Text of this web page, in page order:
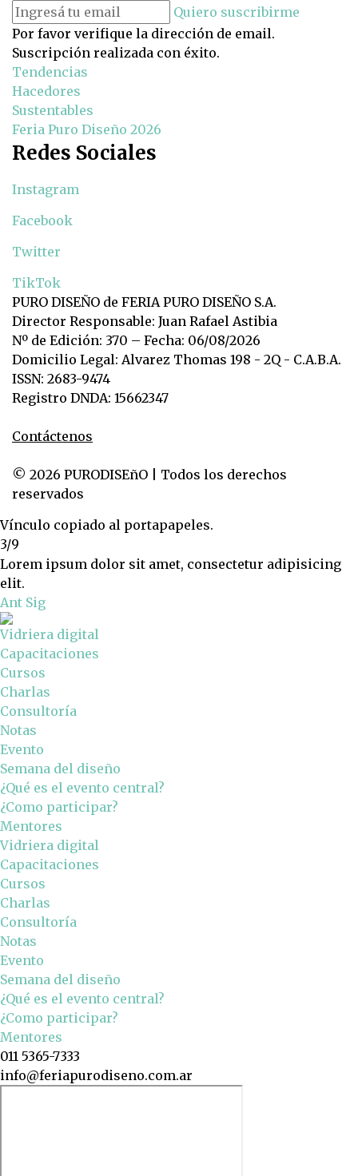
Quiero suscribirme
Por favor verifique la dirección de email.
Suscripción realizada con éxito.
Tendencias
Hacedores
Sustentables
Feria Puro Diseño 2026
Redes Sociales
Instagram
Facebook
Twitter
TikTok
PURO DISEÑO de FERIA PURO DISEÑO S.A.
Director Responsable: Juan Rafael Astibia
Nº de Edición: 370 – Fecha: 06/08/2026
Domicilio Legal: Alvarez Thomas 198 - 2Q - C.A.B.A.
ISSN: 2683-9474
Registro DNDA: 15662347
Contáctenos
© 2026 PURODISEñO | Todos los derechos
reservados
Vínculo copiado al portapapeles.
3/9
Lorem ipsum dolor sit amet, consectetur adipisicing
elit.
Ant Sig
Vidriera digital
Capacitaciones
Cursos
Charlas
Consultoría
Notas
Evento
Semana del diseño
¿Qué es el evento central?
¿Como participar?
Mentores
Vidriera digital
Capacitaciones
Cursos
Charlas
Consultoría
Notas
Evento
Semana del diseño
¿Qué es el evento central?
¿Como participar?
Mentores
011 5365-7333
info@feriapurodiseno.com.ar